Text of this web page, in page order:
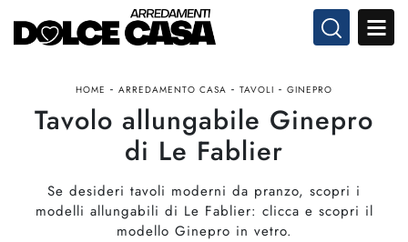
HOME - ARREDAMENTO CASA - TAVOLI - GINEPRO
Tavolo allungabile Ginepro
di Le Fablier
Se desideri tavoli moderni da pranzo, scopri i
modelli allungabili di Le Fablier: clicca e scopri il
modello Ginepro in vetro.